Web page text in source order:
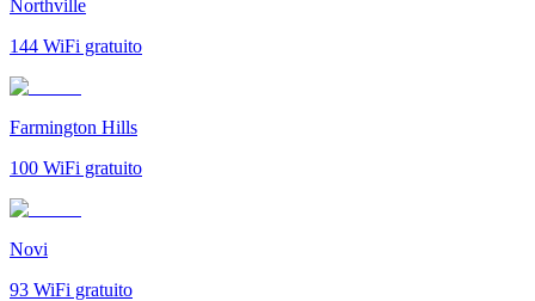
Northville
144 WiFi gratuito
Farmington Hills
100 WiFi gratuito
Novi
93 WiFi gratuito